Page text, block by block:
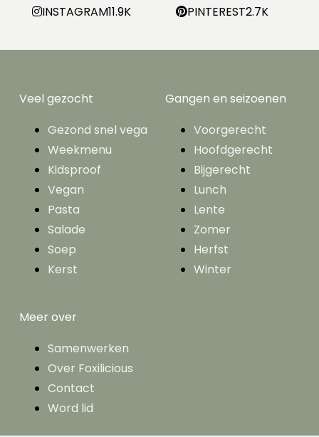
INSTAGRAM11.9K PINTEREST2.7K
Veel gezocht
Gezond snel vega
Weekmenu
Kidsproof
Vegan
Pasta
Salade
Soep
Kerst
Gangen en seizoenen
Voorgerecht
Hoofdgerecht
Bijgerecht
Lunch
Lente
Zomer
Herfst
Winter
Meer over
Samenwerken
Over Foxilicious
Contact
Word lid